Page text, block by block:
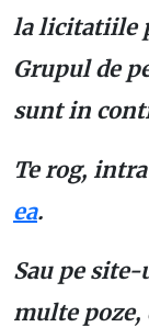
la licitatiile
Grupul de
sunt in
Te rog,
ea.
Sau pe
multe poze,